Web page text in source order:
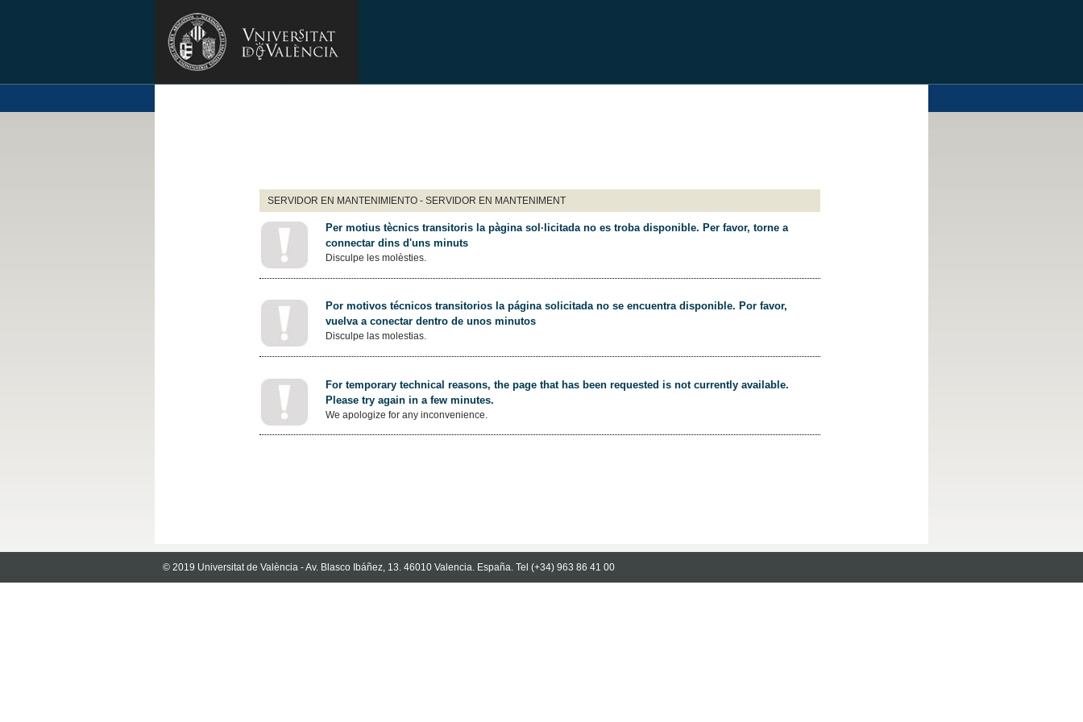
SERVIDOR EN MANTENIMIENTO - SERVIDOR EN MANTENIMENT
Per motius tècnics transitoris la pàgina sol·licitada no es troba disponible. Per favor, torne a
connectar dins d'uns minuts
Disculpe les molèsties.
Por motivos técnicos transitorios la página solicitada no se encuentra disponible. Por favor,
vuelva a conectar dentro de unos minutos
Disculpe las molestias.
For temporary technical reasons, the page that has been requested is not currently available.
Please try again in a few minutes.
We apologize for any inconvenience.
© 2019 Universitat de València - Av. Blasco Ibáñez, 13. 46010 Valencia. España. Tel (+34) 963 86 41 00